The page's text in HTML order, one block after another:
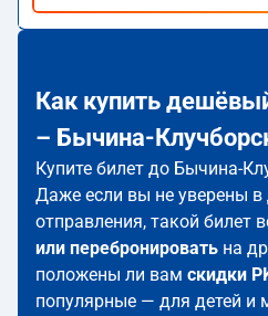
Как купить
– Бычина-
Купите билет до Бычина-
Даже если вы не уверены в
отправления, такой билет
или перебронировать на
положены ли вам скидки
популярные — для детей и